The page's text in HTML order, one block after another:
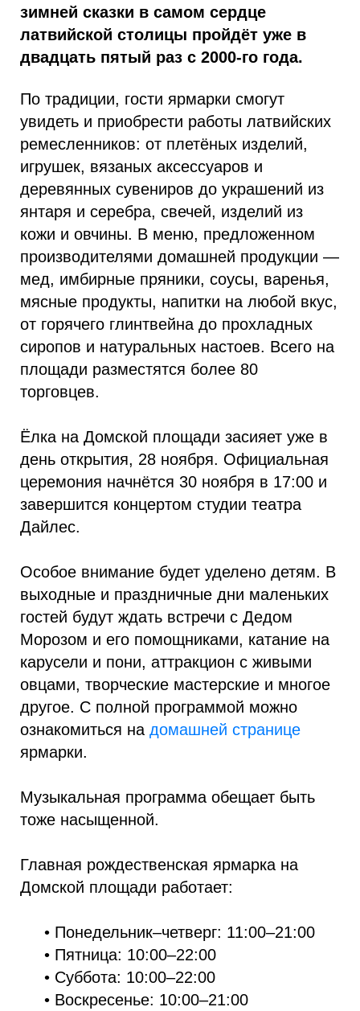
зимней сказки в самом сердце
латвийской столицы пройдёт уже в
двадцать пятый раз с 2000-го года.
По традиции, гости ярмарки смогут
увидеть и приобрести работы латвийских
ремесленников: от плетёных изделий,
игрушек, вязаных аксессуаров и
деревянных сувениров до украшений из
янтаря и серебра, свечей, изделий из
кожи и овчины. В меню, предложенном
производителями домашней продукции —
мед, имбирные пряники, соусы, варенья,
мясные продукты, напитки на любой вкус,
от горячего глинтвейна до прохладных
сиропов и натуральных настоев. Всего на
площади разместятся более 80
торговцев.
Ёлка на Домской площади засияет уже в
день открытия, 28 ноября. Официальная
церемония начнётся 30 ноября в 17:00 и
завершится концертом студии театра
Дайлес.
Особое внимание будет уделено детям. В
выходные и праздничные дни маленьких
гостей будут ждать встречи с Дедом
Морозом и его помощниками, катание на
карусели и пони, аттракцион с живыми
овцами, творческие мастерские и многое
другое. С полной программой можно
ознакомиться на домашней странице
ярмарки.
Музыкальная программа обещает быть
тоже насыщенной.
Главная рождественская ярмарка на
Домской площади работает:
• Понедельник–четверг: 11:00–21:00
• Пятница: 10:00–22:00
• Суббота: 10:00–22:00
• Воскресенье: 10:00–21:00